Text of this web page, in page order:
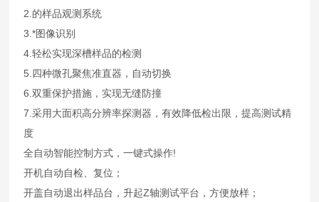
2.的样品观测系统
3.*图像识别
4.轻松实现深槽样品的检测
5.四种微孔聚焦准直器，自动切换
6.双重保护措施，实现无缝防撞
7.采用大面积高分辨率探测器，有效降低检出限，提高测试精
度
全自动智能控制方式，一键式操作!
开机自动自检、复位；
开盖自动退出样品台，升起Z轴测试平台，方便放样；